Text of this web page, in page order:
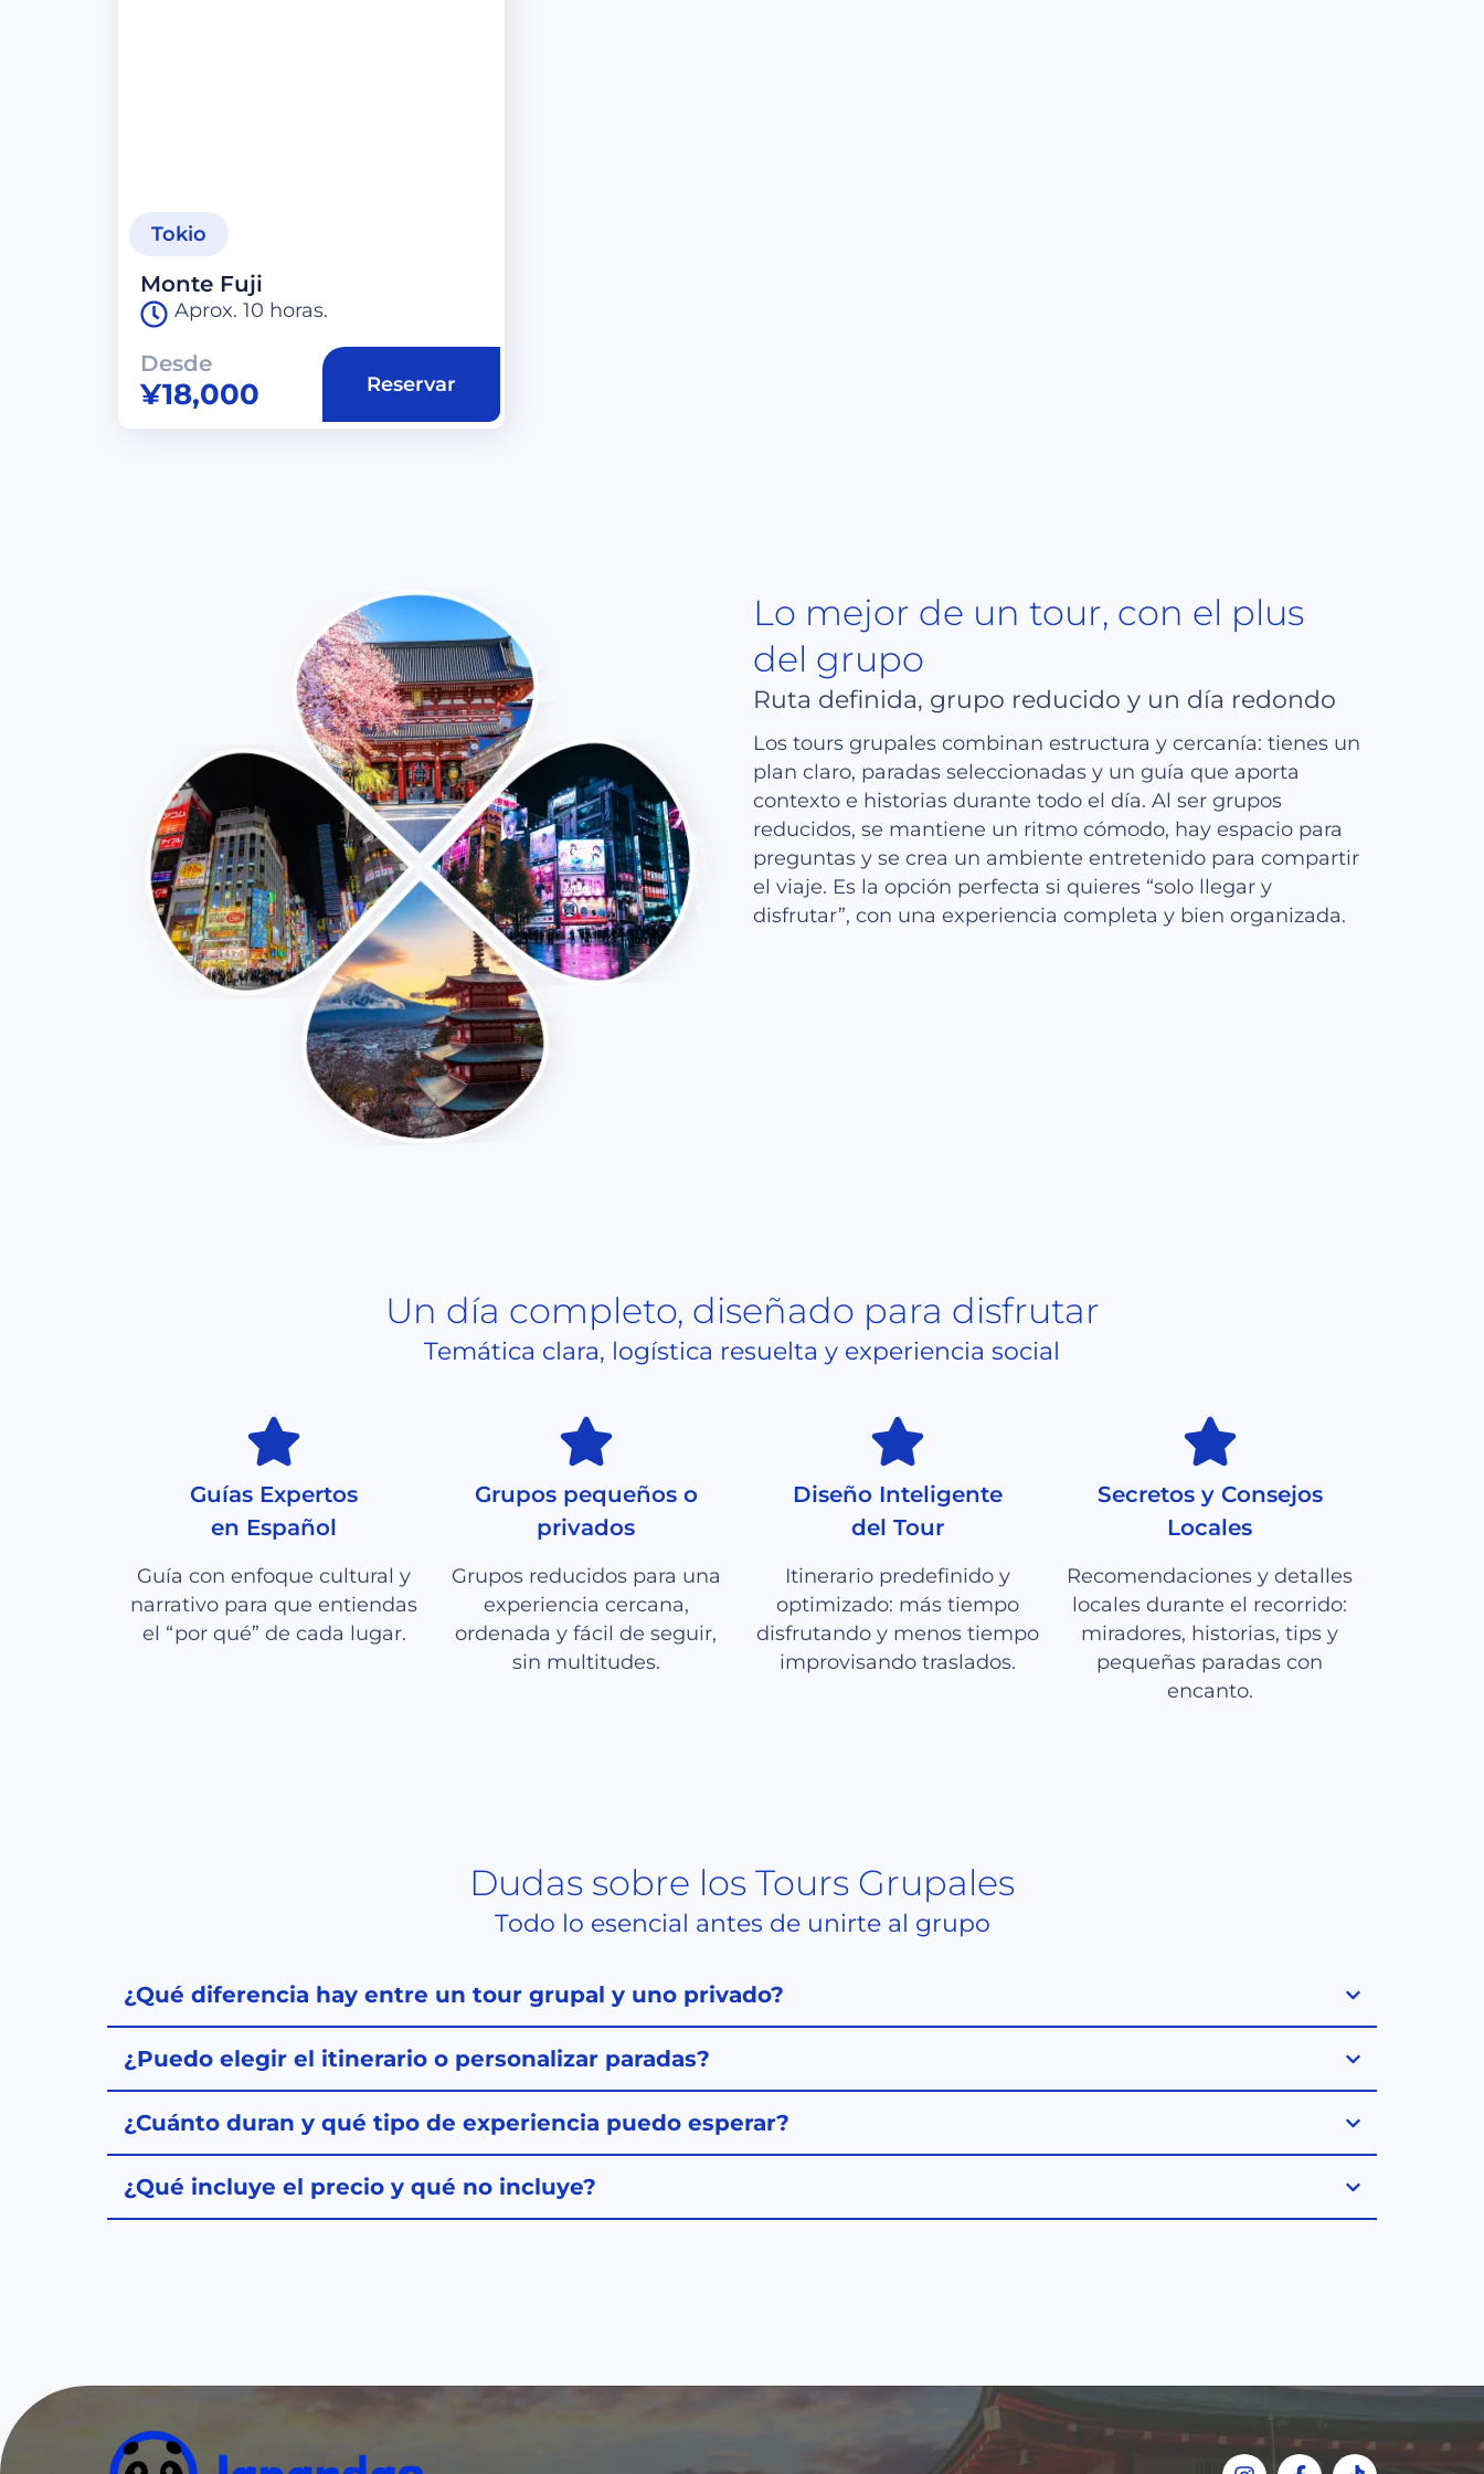
Tokio
Monte Fuji
Aprox. 10 horas.
Desde
¥18,000 Reservar
Lo mejor de un tour, con el plus
del grupo
Ruta definida, grupo reducido y un día redondo
Los tours grupales combinan estructura y cercanía: tienes un
plan claro, paradas seleccionadas y un guía que aporta
contexto e historias durante todo el día. Al ser grupos
reducidos, se mantiene un ritmo cómodo, hay espacio para
preguntas y se crea un ambiente entretenido para compartir
el viaje. Es la opción perfecta si quieres “solo llegar y
disfrutar”, con una experiencia completa y bien organizada.
Un día completo, diseñado para disfrutar
Temática clara, logística resuelta y experiencia social
Guías Expertos
en Español
Guía con enfoque cultural y
narrativo para que entiendas
el “por qué” de cada lugar.
Grupos pequeños o
privados
Grupos reducidos para una
experiencia cercana,
ordenada y fácil de seguir,
sin multitudes.
Diseño Inteligente
del Tour
Itinerario predefinido y
optimizado: más tiempo
disfrutando y menos tiempo
improvisando traslados.
Secretos y Consejos
Locales
Recomendaciones y detalles
locales durante el recorrido:
miradores, historias, tips y
pequeñas paradas con
encanto.
Dudas sobre los Tours Grupales
Todo lo esencial antes de unirte al grupo
¿Qué diferencia hay entre un tour grupal y uno privado?
¿Puedo elegir el itinerario o personalizar paradas?
¿Cuánto duran y qué tipo de experiencia puedo esperar?
¿Qué incluye el precio y qué no incluye?